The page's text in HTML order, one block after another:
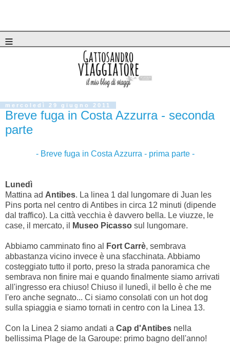
≡
mercoledì 29 giugno 2011
Breve fuga in Costa Azzurra - seconda
parte
- Breve fuga in Costa Azzurra - prima parte -
Lunedì
Mattina ad Antibes. La linea 1 dal lungomare di Juan les
Pins porta nel centro di Antibes in circa 12 minuti (dipende
dal traffico). La città vecchia è davvero bella. Le viuzze, le
case, il mercato, il
Museo Picasso sul lungomare.
Abbiamo camminato fino al Fort Carrè, sembrava
abbastanza vicino invece è una sfacchinata. Abbiamo
costeggiato tutto il porto, preso la strada panoramica che
sembrava non finire mai e quando finalmente siamo arrivati
all'ingresso era chiuso! Chiuso il lunedì, il bello è che me
l'ero anche segnato... Ci siamo consolati con un hot dog
sulla spiaggia e siamo tornati in centro con la Linea 13.
Con la Linea 2 siamo andati a Cap d'Antibes nella
bellissima Plage de la Garoupe: primo bagno dell'anno!